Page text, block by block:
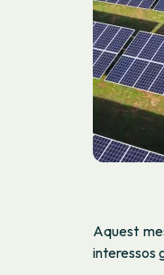
Aquest
interessos